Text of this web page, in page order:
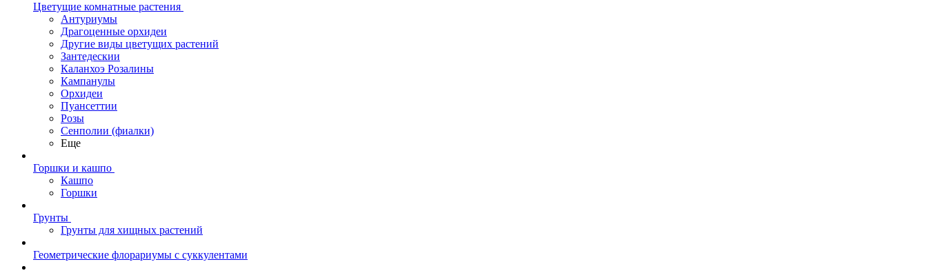
Цветущие комнатные растения
Антуриумы
Драгоценные орхидеи
Другие виды цветущих растений
Зантедескии
Каланхоэ Розалины
Кампанулы
Орхидеи
Пуансеттии
Розы
Сенполии (фиалки)
Еще
Горшки и кашпо
Кашпо
Горшки
Грунты
Грунты для хищных растений
Геометрические флорариумы с суккулентами